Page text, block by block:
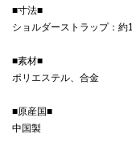
■寸法■
ショルダーストラップ：約
■素材■
ポリエステル、合金
■原産国■
中国製